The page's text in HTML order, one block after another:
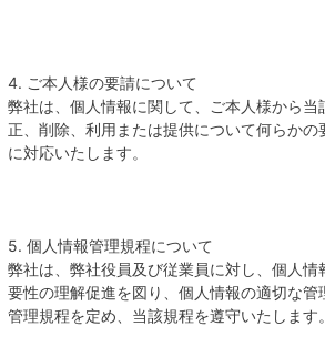
4. ご本人様の要請について
弊社は、個人情報に関して、ご本人様から当
正、削除、利用または提供について何らか
に対応いたします。
5. 個人情報管理規程について
弊社は、弊社役員及び従業員に対し、個人
要性の理解促進を図り、個人情報の適切な管
管理規程を定め、当該規程を遵守いたします。